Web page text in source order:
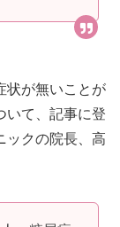
状が無いことが
いて、記事に登
ックの院長、高